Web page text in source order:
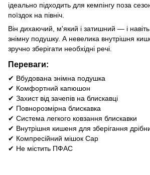
ідеально підходить для кемпінгу поза
поїздок на північ.
Він дихаючий, м'який і затишний — і
знімну подушку. А невелика внутрішня
зручно зберігати необхідні речі.
Переваги:
✔ Вбудована знімна подушка
✔ Комфортний капюшон
✔ Захист від зачепів на блискавці
✔ Повнорозмірна блискавка
✔ Система легкого ковзання блискавки
✔ Внутрішня кишеня для зберігання
✔ Компресійний мішок Cap
✔ Не містить ПФАС